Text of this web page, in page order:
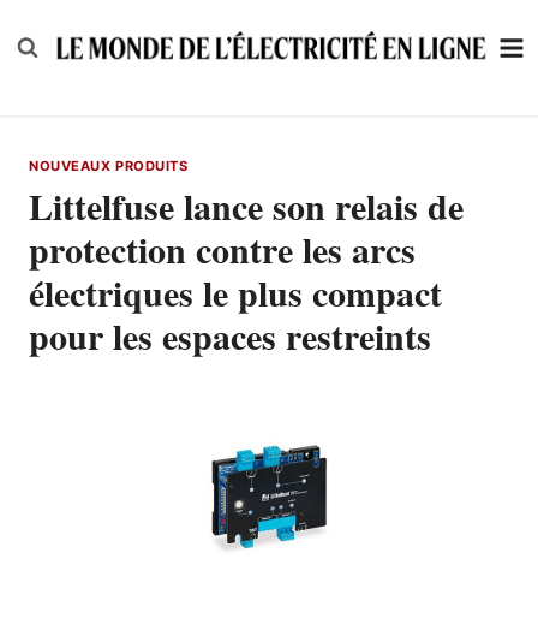
to
NOUVEAUX PRODUITS
Littelfuse lance son relais de
protection contre les arcs
électriques le plus compact
pour les espaces restreints